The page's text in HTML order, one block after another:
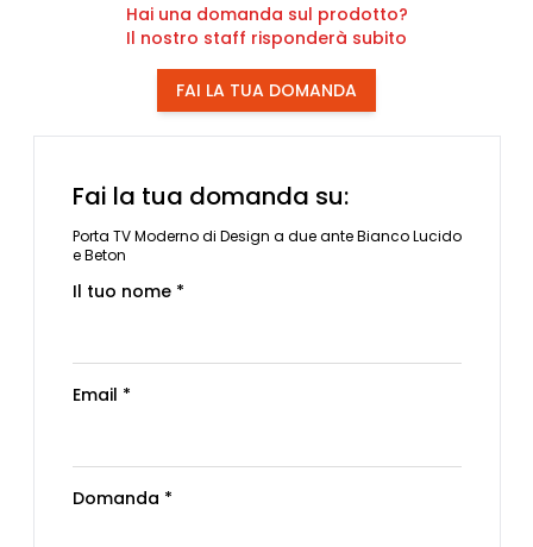
Hai una domanda sul prodotto?
Il nostro staff risponderà subito
FAI LA TUA DOMANDA
Fai la tua domanda su:
Porta TV Moderno di Design a due ante Bianco Lucido
e Beton
Il tuo nome *
Email *
Domanda *